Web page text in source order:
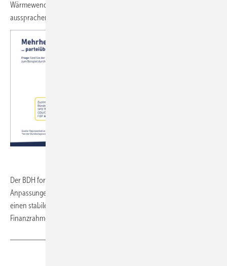
Wärmewende durch den verstärkten Einsatz erneuerbarer Energien
aussprachen – quer durch die Parteien.
Der BDH forderte von einer neuen Bundesregierung schnelle
Anpassungen am GEG im Dialog mit der Branche. Zudem müsse es
einen stabilen Rahmen in Bezug auf die Förderung und deren
Finanzrahmen geben. (kw)